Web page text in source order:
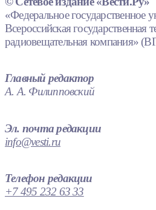
«Федеральное государственное
Всероссийская государственная
радиовещательная компания»
Главный редактор
А. А. Филипповский
Эл. почта редакции
info@vesti.ru
Телефон редакции
+7 495 232 63 33